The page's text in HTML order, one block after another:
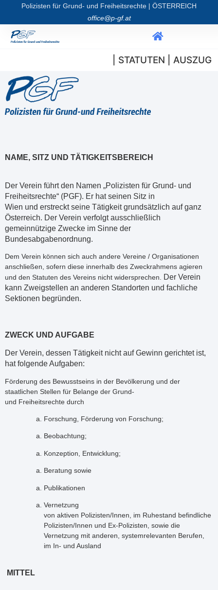
Polizisten für Grund- und Freiheitsrechte | ÖSTERREICH
office@p-gf.at
| STATUTEN | AUSZUG
NAME, SITZ UND TÄTIGKEITSBEREICH
Der Verein führt den Namen „Polizisten für Grund- und
Freiheitsrechte“ (PGF). Er hat seinen Sitz in
Wien und erstreckt seine Tätigkeit grundsätzlich auf ganz
Österreich. Der Verein verfolgt ausschließlich
gemeinnützige Zwecke im Sinne der
Bundesabgabenordnung.
Dem Verein können sich auch andere Vereine / Organisationen
anschließen, sofern diese innerhalb des Zweckrahmens agieren
und den Statuten des Vereins nicht widersprechen. Der Verein
kann Zweigstellen an anderen Standorten und fachliche
Sektionen begründen.
ZWECK UND AUFGABE
Der Verein, dessen Tätigkeit nicht auf Gewinn gerichtet ist,
hat folgende Aufgaben:
Förderung des Bewusstseins in der Bevölkerung und der
staatlichen Stellen für Belange der Grund-
und Freiheitsrechte durch
Forschung, Förderung von Forschung;
Beobachtung;
Konzeption, Entwicklung;
Beratung sowie
Publikationen
Vernetzung
von aktiven Polizisten/Innen, im Ruhestand befindliche
Polizisten/Innen und Ex-Polizisten, sowie die
Vernetzung mit anderen, systemrelevanten Berufen,
im In- und Ausland
MITTEL